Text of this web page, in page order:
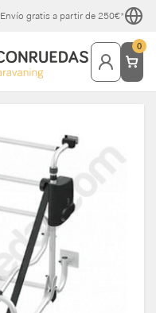
Envío gratis a partir de 250€*
0